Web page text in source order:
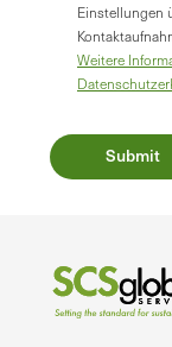
Einstellungen
Weitere